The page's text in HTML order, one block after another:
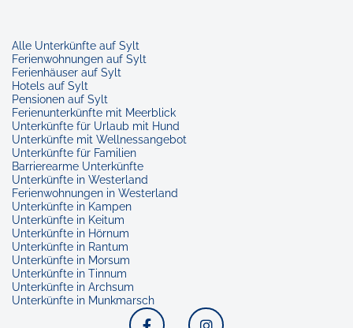
Alle Unterkünfte auf Sylt
Ferienwohnungen auf Sylt
Ferienhäuser auf Sylt
Hotels auf Sylt
Pensionen auf Sylt
Ferienunterkünfte mit Meerblick
Unterkünfte für Urlaub mit Hund
Unterkünfte mit Wellnessangebot
Unterkünfte für Familien
Barrierearme Unterkünfte
Unterkünfte in Westerland
Ferienwohnungen in Westerland
Unterkünfte in Kampen
Unterkünfte in Keitum
Unterkünfte in Hörnum
Unterkünfte in Rantum
Unterkünfte in Morsum
Unterkünfte in Tinnum
Unterkünfte in Archsum
Unterkünfte in Munkmarsch